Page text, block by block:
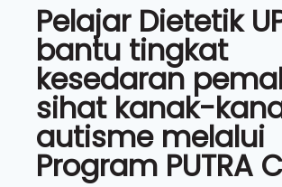
Pelajar Dietetik
bantu tingkat
kesedaran
sihat kanak-
autisme melalui
Program PUTRA